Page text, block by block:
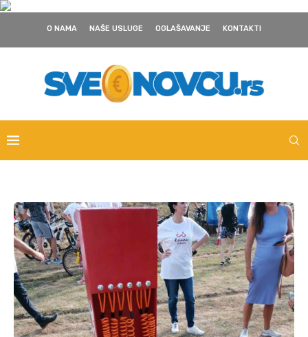
O NAMA NAŠE USLUGE OGLAŠAVANJE KONTAKTI